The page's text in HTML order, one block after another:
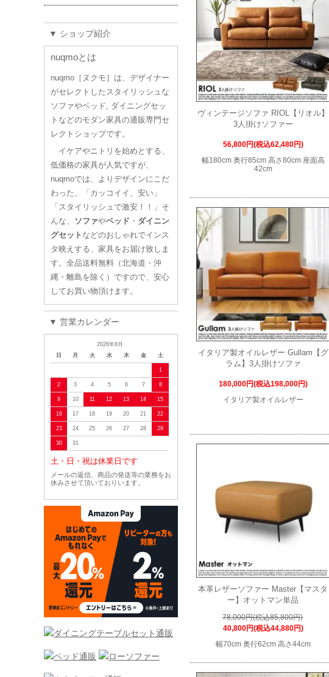
▼ ショップ紹介
nuqmoとは
nuqmo［ヌクモ］は、デザイナー
がセレクトしたスタイリッシュな
ソファやベッド, ダイニングセッ
トなどのモダン家具の通販専門セ
レクトショップです。
イケアやニトリを始めとする、
低価格の家具が人気ですが、
nuqmoでは、よりデザインにこだ
わった、「カッコイイ、安い」
「スタイリッシュで激安！！」そ
んな、 ソファやベッド ・ ダイニン
グセット などのおしゃれでインス
タ映えする、家具をお届け致しま
す。全品送料無料（北海道・沖
縄・離島を除く）ですので、安心
してお買い物頂けます。
▼ 営業カレンダー
2026年8月
日
月 火 水 木 金 土
1
2 3 4 5 6 7 8
9 10 11 12 13 14 15
16 17 18 19 20 21 22
23 24 25 26 27 28 29
30 31
土・日・祝は休業日です
メールの返信、商品の発送等の業務をお
休みさせて頂いておりいます。
ヴィンテージソファ RIOL【リオル】
3人掛けソファー
56,800円(税込62,480円)
幅180cm 奥行85cm 高さ80cm 座面高
42cm
イタリア製オイルレザー Gullam【グ
ラム】3人掛けソファ
180,000円(税込198,000円)
イタリア製オイルレザー
本革レザーソファー Master【マスタ
ー】オットマン単品
78,000円(税込85,800円)
40,800円(税込44,880円)
幅70cm 奥行62cm 高さ44cm